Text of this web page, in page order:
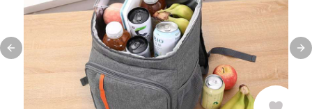
Previous slide